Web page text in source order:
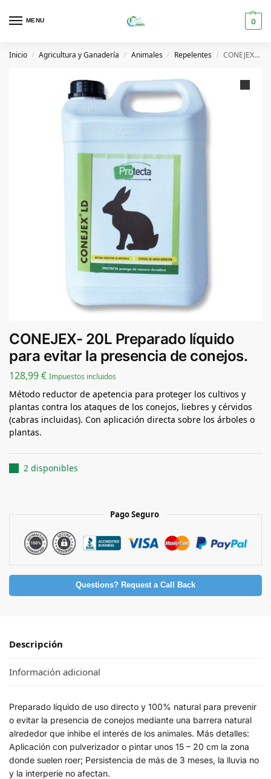
MENU 0
Inicio / Agricultura y Ganadería / Animales / Repelentes / CONEJEX- 20L Preparado líquido para evitar la presencia de conejos.
CONEJEX- 20L Preparado líquido
para evitar la presencia de conejos.
128,99€ Impuestos incluidos
Método reductor de apetencia para proteger los cultivos y
plantas contra los ataques de los conejos, liebres y cérvidos
(cabras incluidas). Con aplicación directa sobre los árboles o
plantas.
2 disponibles
Pago Seguro
Questions? Request a Call Back
Descripción
Información adicional
Preparado líquido de uso directo y 100% natural para prevenir
o evitar la presencia de conejos mediante una barrera natural
alrededor que inhibe el interés de los animales. Más detalles:
Aplicación con pulverizador o pintar unos 15 – 20 cm la zona
donde suelen roer; Persistencia de más de 3 meses, la lluvia no
y la interperie no afectan.